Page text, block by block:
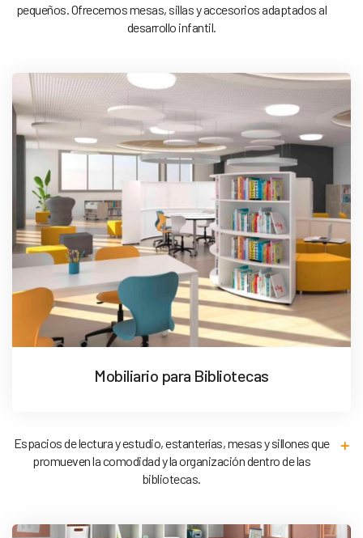
pequeños. Ofrecemos mesas, sillas y accesorios adaptados al
desarrollo infantil.
Mobiliario para Bibliotecas
Espacios de lectura y estudio, estanterías, mesas y sillones que
promueven la comodidad y la organización dentro de las
bibliotecas.